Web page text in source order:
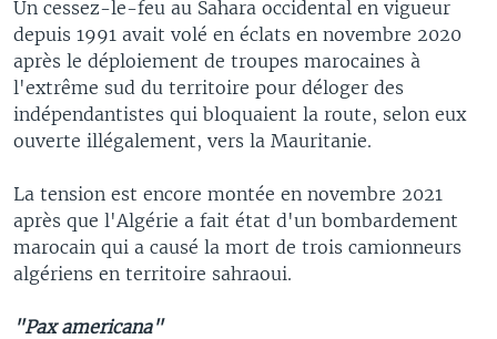
Un cessez-le-feu au Sahara occidental en vigueur
depuis 1991 avait volé en éclats en novembre 2020
après le déploiement de troupes marocaines à
l'extrême sud du territoire pour déloger des
indépendantistes qui bloquaient la route, selon eux
ouverte illégalement, vers la Mauritanie.
La tension est encore montée en novembre 2021
après que l'Algérie a fait état d'un bombardement
marocain qui a causé la mort de trois camionneurs
algériens en territoire sahraoui.
"Pax americana"